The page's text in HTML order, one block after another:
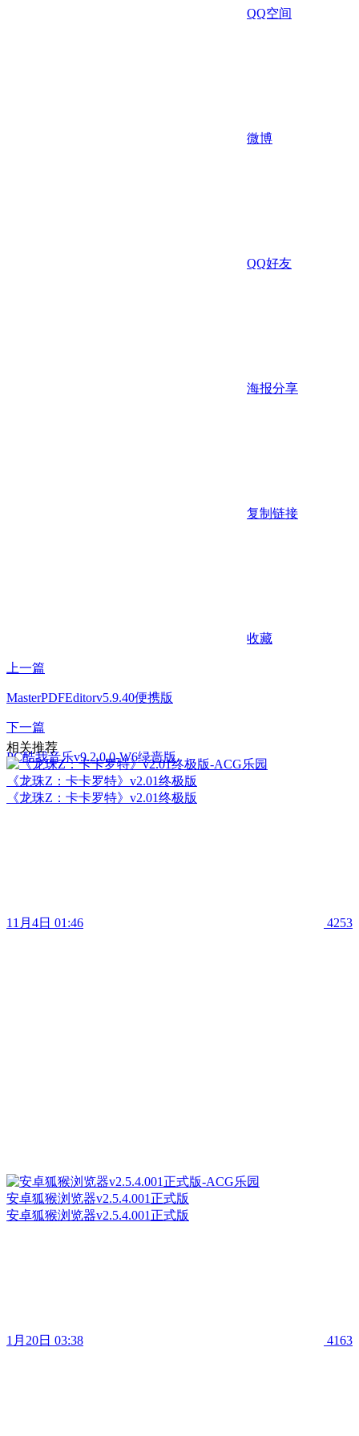
QQ空间
微博
QQ好友
海报分享
复制链接
收藏
上一篇
MasterPDFEditorv5.9.40便携版
下一篇
PC酷我音乐v9.2.0.0-W6绿啬版
相关推荐
《龙珠Z：卡卡罗特》v2.01终极版
《龙珠Z：卡卡罗特》v2.01终极版
11月4日 01:46 4253
安卓狐猴浏览器v2.5.4.001正式版
安卓狐猴浏览器v2.5.4.001正式版
1月20日 03:38 4163